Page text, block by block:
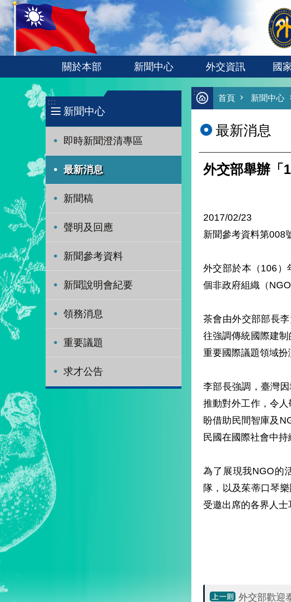
跳到主要內容區塊
:::
關於本部 新聞中心 外交資訊 國
:::
新聞中心
即時新聞澄清專區
最新消息
新聞稿
聲明及回應
新聞參考資料
新聞說明會紀要
領務消息
重要議題
求才公告
:::
首頁 新聞中心
最新消息
外交部舉辦「
2017/02/23
新聞參考資料第008
外交部於本（106）
個非政府組織（
茶會由外交部部長
往強調傳統國際建
重要國際議題領域扮
李部長強調，臺灣
推動對外工作，令
盼借助民間智庫及
民國在國際社會中持
為了展現我NGO的
隊，以及茱蒂口琴
受邀出席的各界人士
外交部歡迎